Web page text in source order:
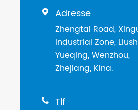
 Adresse
Zhengtai Road,
Industrial Zone,
Yueqing, Wenzhou,
Zhejiang, Kina.
 Tlf